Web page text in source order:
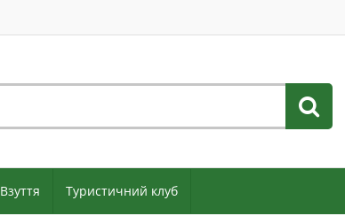
Взуття Туристичний клуб